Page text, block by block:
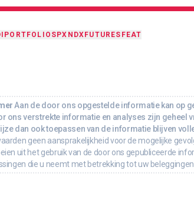
PORTFOLIO SPX NDXFUTURES FEAT
Aan de door ons opgestelde informatie kan op
ons verstrekte informatie en analyses zijn geheel
dan ook toepassen van de informatie blijven
geen aansprakelijkheid voor de mogelijke
uit het gebruik van de door ons gepubliceerde
die u neemt met betrekking tot uw beleggingen.